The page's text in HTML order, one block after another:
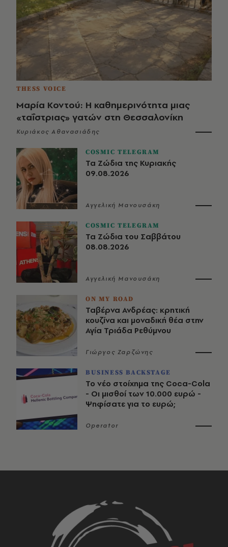
THESS VOICE
Μαρία Κοντού: Η καθημερινότητα μιας
«ταΐστριας» γατών στη Θεσσαλονίκη
Κυριάκος Αθανασιάδης
COSMIC TELEGRAM
Τα Ζώδια της Κυριακής
09.08.2026
Αγγελική Μανουσάκη
COSMIC TELEGRAM
Τα Ζώδια του Σαββάτου
08.08.2026
Αγγελική Μανουσάκη
ON MY ROAD
Ταβέρνα Ανδρέας: κρητική
κουζίνα και μοναδική θέα στην
Αγία Τριάδα Ρεθύμνου
Γιώργος Ζαρζώνης
BUSINESS BACKSTAGE
Το νέο στοίχημα της Coca-Cola
- Οι μισθοί των 10.000 ευρώ -
Ψηφίσατε για το ευρώ;
Operator